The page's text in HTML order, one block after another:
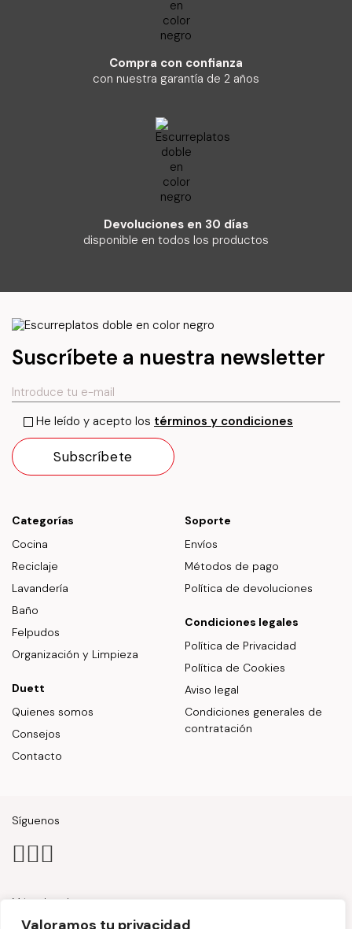
Valoramos tu privacidad
Compra con confianza
con nuestra garantía de 2 años
Devoluciones en 30 días
disponible en todos los productos
Suscríbete a nuestra newsletter
He leído y acepto los términos y condiciones
Categorías
Cocina
Reciclaje
Lavandería
Baño
Felpudos
Organización y Limpieza
Duett
Quienes somos
Consejos
Contacto
Soporte
Envíos
Métodos de pago
Política de devoluciones
Condiciones legales
Política de Privacidad
Política de Cookies
Aviso legal
Condiciones generales de
contratación
Síguenos
Métodos de pago